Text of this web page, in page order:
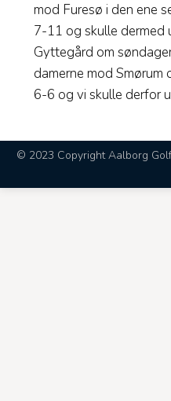
mod Furesø i den ene
7-11 og skulle dermed
Gyttegård om
damerne mod Smørum
6-6 og vi skulle derfor
© 2023 Copyright Aalborg